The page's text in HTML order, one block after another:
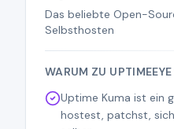
Das beliebte Open-
Selbsthosten
WARUM ZU
Uptime Kuma ist ein
hostest, patchst,